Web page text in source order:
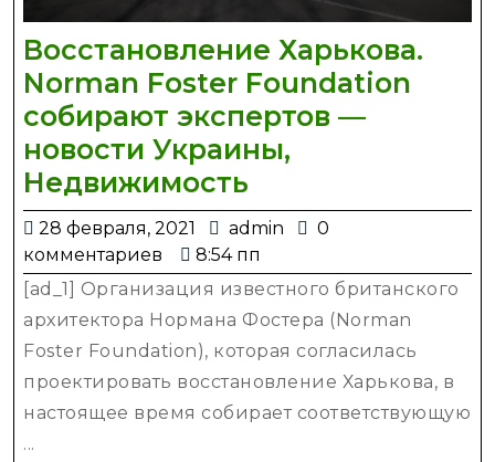
Восстановление Харькова.
Norman Foster Foundation
собирают экспертов —
новости Украины,
Недвижимость
Харькова.
Norman
Foster
Foundation
собирают
экспертов
—
28 февраля, 2021
28
февраля,
2021
admin admin
0
комментариев
8:54 пп
[ad_1] Организация известного британского
архитектора Нормана Фостера (Norman
Foster Foundation), которая согласилась
проектировать восстановление Харькова, в
настоящее время собирает соответствующую
...